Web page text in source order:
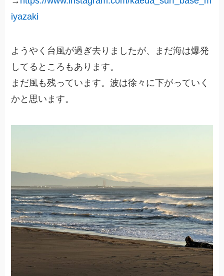
iyazaki
ようやく台風が過ぎ去りましたが、まだ海は爆発
してるところもあります。
まだ風も残っています。波は徐々に下がっていく
かと思います。